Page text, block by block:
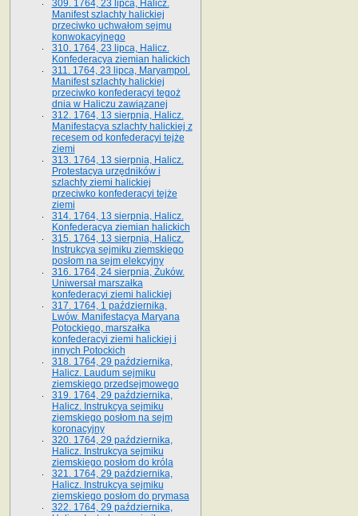
309. 1764, 23 lipca, Halicz.
Manifest szlachty halickiej
przeciwko uchwałom sejmu
konwokacyjnego
310. 1764, 23 lipca, Halicz.
Konfederacya ziemian halickich
311. 1764, 23 lipca, Maryampol.
Manifest szlachty halickiej
przeciwko konfederacyi tegoż
dnia w Haliczu zawiązanej
312. 1764, 13 sierpnia, Halicz.
Manifestacya szlachty halickiej z
recesem od konfederacyi tejże
ziemi
313. 1764, 13 sierpnia, Halicz.
Protestacya urzędników i
szlachty ziemi halickiej
przeciwko konfederacyi tejże
ziemi
314. 1764, 13 sierpnia, Halicz.
Konfederacya ziemian halickich
315. 1764, 13 sierpnia, Halicz.
Instrukcya sejmiku ziemskiego
posłom na sejm elekcyjny
316. 1764, 24 sierpnia, Żuków.
Uniwersał marszałka
konfederacyi ziemi halickiej
317. 1764, 1 października,
Lwów. Manifestacya Maryana
Potockiego, marszałka
konfederacyi ziemi halickiej i
innych Potockich
318. 1764, 29 października,
Halicz. Laudum sejmiku
ziemskiego przedsejmowego
319. 1764, 29 października,
Halicz. Instrukcya sejmiku
ziemskiego posłom na sejm
koronacyjny
320. 1764, 29 października,
Halicz. Instrukcya sejmiku
ziemskiego posłom do króla
321. 1764, 29 października,
Halicz. Instrukcya sejmiku
ziemskiego posłom do prymasa
322. 1764, 29 października,